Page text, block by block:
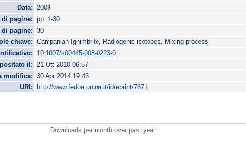
Data:
2009
di pagine:
pp. 1-30
di pagine:
30
chiave:
Campanian Ignimbrite, Radiogenic isotopes, Mixing process
10.1007/s00445-008-0223-0
il:
21 Ott 2010 06:57
modifica:
30 Apr 2014 19:43
URI:
http://www.fedoa.unina.it/id/eprint/7671
Downloads per month over past year